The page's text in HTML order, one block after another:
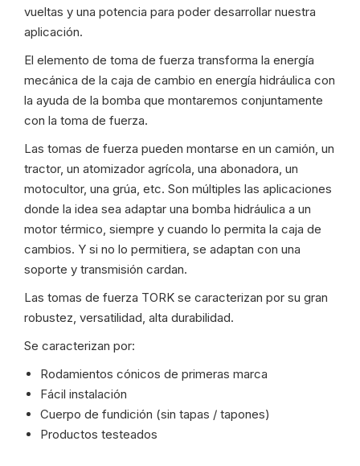
vueltas y una potencia para poder desarrollar nuestra
aplicación.
El elemento de toma de fuerza transforma la energía
mecánica de la caja de cambio en energía hidráulica con
la ayuda de la bomba que montaremos conjuntamente
con la toma de fuerza.
Las tomas de fuerza pueden montarse en un camión, un
tractor, un atomizador agrícola, una abonadora, un
motocultor, una grúa, etc. Son múltiples las aplicaciones
donde la idea sea adaptar una bomba hidráulica a un
motor térmico, siempre y cuando lo permita la caja de
cambios. Y si no lo permitiera, se adaptan con una
soporte y transmisión cardan.
Las tomas de fuerza TORK se caracterizan por su gran
robustez, versatilidad, alta durabilidad.
Se caracterizan por:
Rodamientos cónicos de primeras marca
Fácil instalación
Cuerpo de fundición (sin tapas / tapones)
Productos testeados